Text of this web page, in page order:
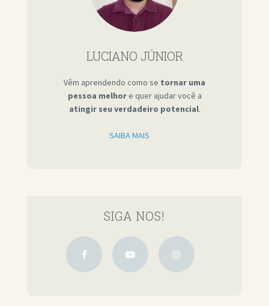
LUCIANO JÚNIOR
Vêm aprendendo como se tornar uma
pessoa melhore quer ajudar você a
atingir seu verdadeiro potencial.
SAIBA MAIS
SIGA NOS!